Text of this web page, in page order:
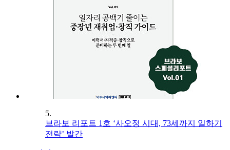
5.
브라보 리포트 1호 ‘사오정 시대, 73세까지 일하기
전략’ 발간